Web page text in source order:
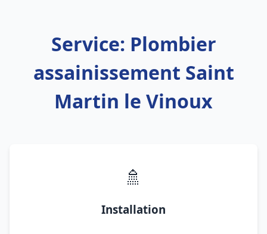
Service: Plombier
assainissement Saint
Martin le Vinoux
🚿
Installation